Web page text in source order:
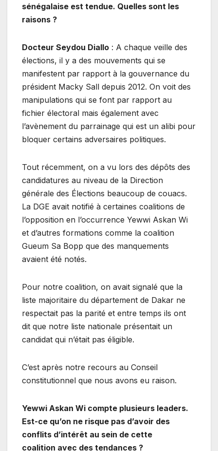
sénégalaise est tendue. Quelles sont les
raisons ?
Docteur Seydou Diallo : A chaque veille des
élections, il y a des mouvements qui se
manifestent par rapport à la gouvernance du
président Macky Sall depuis 2012. On voit des
manipulations qui se font par rapport au
fichier électoral mais également avec
l’avènement du parrainage qui est un alibi pour
bloquer certains adversaires politiques.
Tout récemment, on a vu lors des dépôts des
candidatures au niveau de la Direction
générale des Élections beaucoup de couacs.
La DGE avait notifié à certaines coalitions de
l’opposition en l’occurrence Yewwi Askan Wi
et d’autres formations comme la coalition
Gueum Sa Bopp que des manquements
avaient été notés.
Pour notre coalition, on avait signalé que la
liste majoritaire du département de Dakar ne
respectait pas la parité et entre temps ils ont
dit que notre liste nationale présentait un
candidat qui n’était pas éligible.
C’est après notre recours au Conseil
constitutionnel que nous avons eu raison.
Yewwi Askan Wi compte plusieurs leaders.
Est-ce qu’on ne risque pas d’avoir des
conflits d’intérêt au sein de cette
coalition avec des tendances ?